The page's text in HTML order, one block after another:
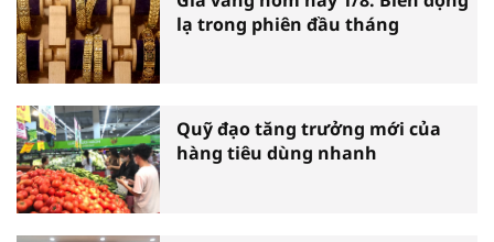
lạ trong phiên đầu tháng
Quỹ đạo tăng trưởng mới của
hàng tiêu dùng nhanh